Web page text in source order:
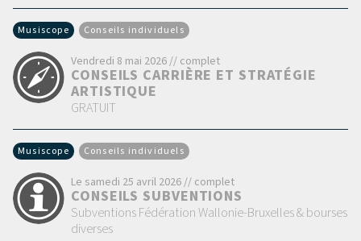
Musiscope Conseils individuels
Vendredi 8 mai 2026 // complet
CONSEILS CARRIÈRE ET STRATÉGIE
ARTISTIQUE
GRATUIT
Musiscope Conseils individuels
Le samedi 25 avril 2026 // complet
CONSEILS SUBVENTIONS
Subventions Fédération Wallonie-Bruxelles & bourses
diverses